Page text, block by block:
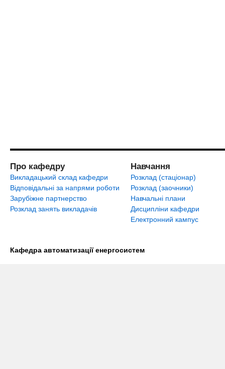
Про кафедру
Викладацький склад кафедри
Відповідальні за напрями роботи
Зарубіжне партнерство
Розклад занять викладачів
Навчання
Розклад (стаціонар)
Розклад (заочники)
Навчальні плани
Дисципліни кафедри
Електронний кампус
Кафедра автоматизації енергосистем